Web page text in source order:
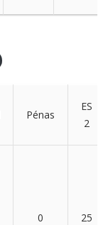
Pénas
ES
2
0 25